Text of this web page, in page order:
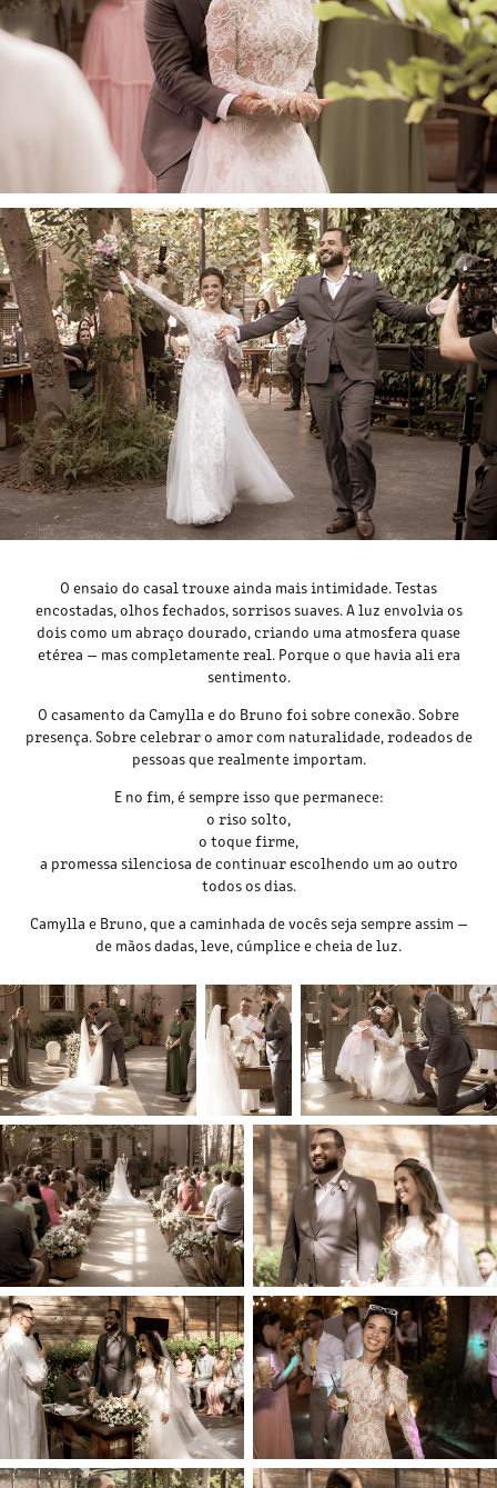
O ensaio do casal trouxe ainda mais intimidade. Testas
encostadas, olhos fechados, sorrisos suaves. A luz envolvia os
dois como um abraço dourado, criando uma atmosfera quase
etérea — mas completamente real. Porque o que havia ali era
sentimento.
O casamento da Camylla e do Bruno foi sobre conexão. Sobre
presença. Sobre celebrar o amor com naturalidade, rodeados de
pessoas que realmente importam.
E no fim, é sempre isso que permanece:
o riso solto,
o toque firme,
a promessa silenciosa de continuar escolhendo um ao outro
todos os dias.
Camylla e Bruno, que a caminhada de vocês seja sempre assim —
de mãos dadas, leve, cúmplice e cheia de luz.